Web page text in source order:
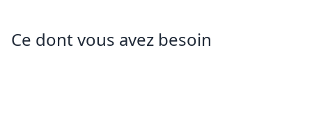
Ce dont vous avez besoin